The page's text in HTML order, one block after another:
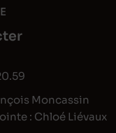
Moncassin
: Chloé Liévaux